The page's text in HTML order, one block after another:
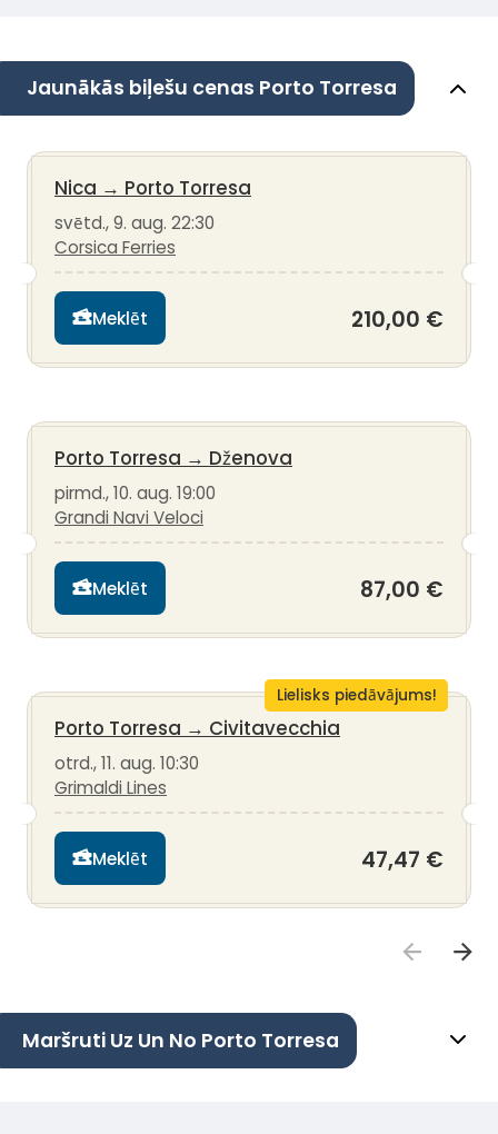
Jaunākās biļešu cenas Porto Torresa
Nica → Porto Torresa
svētd., 9. aug. 22:30
Corsica Ferries
Meklēt 210,00 €
Porto Torresa → Dženova
pirmd., 10. aug. 19:00
Grandi Navi Veloci
Meklēt 87,00 €
Lielisks piedāvājums!
Porto Torresa → Civitavecchia
otrd., 11. aug. 10:30
Grimaldi Lines
Meklēt 47,47 €
Maršruti Uz Un No Porto Torresa